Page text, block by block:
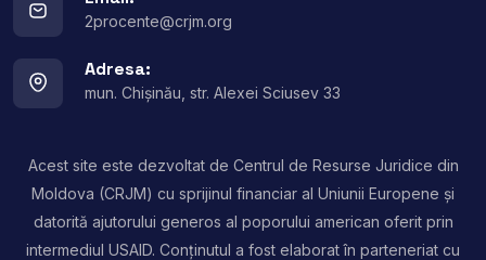
2procente@crjm.org
Adresa:
mun. Chișinău, str. Alexei Sciusev 33
Acest site este dezvoltat de Centrul de Resurse Juridice din
Moldova (CRJM) cu sprijinul financiar al Uniunii Europene și
datorită ajutorului generos al poporului american oferit prin
intermediul USAID. Conținutul a fost elaborat în parteneriat cu